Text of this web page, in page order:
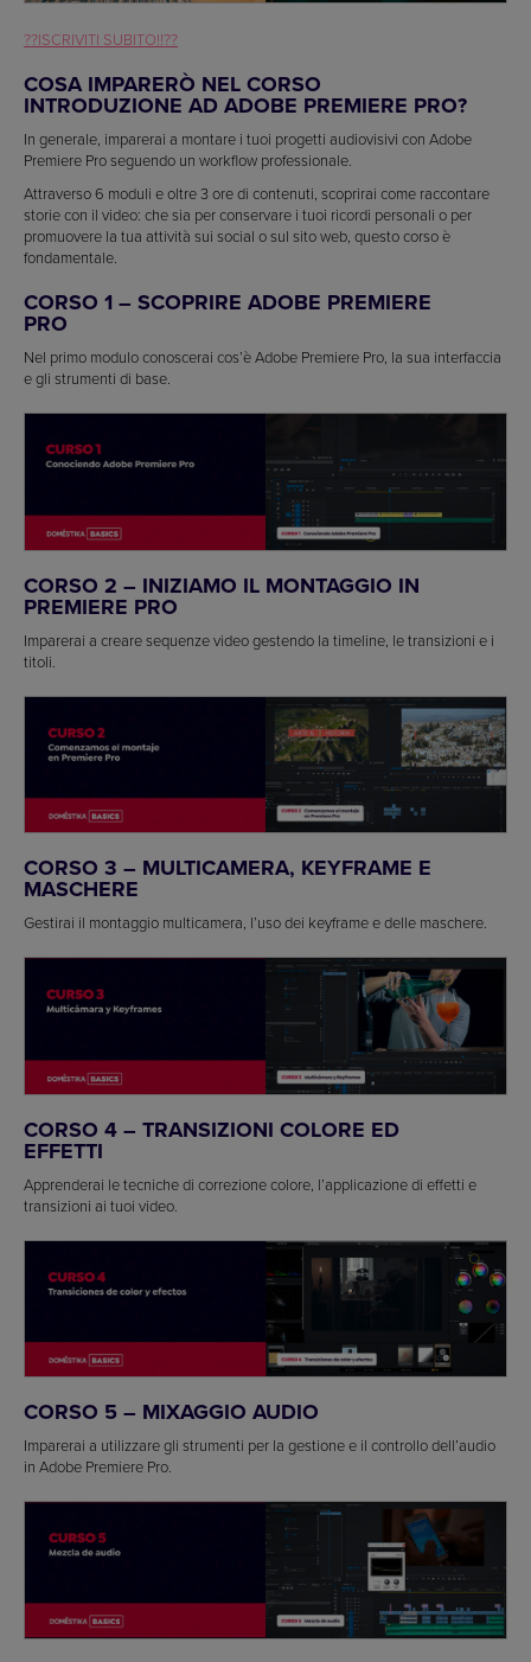
??ISCRIVITI SUBITO!!??
COSA IMPARERÒ NEL CORSO
INTRODUZIONE AD ADOBE PREMIERE PRO?
In generale, imparerai a montare i tuoi progetti audiovisivi con Adobe
Premiere Pro seguendo un workflow professionale.
Attraverso 6 moduli e oltre 3 ore di contenuti, scoprirai come raccontare
storie con il video: che sia per conservare i tuoi ricordi personali o per
promuovere la tua attività sui social o sul sito web, questo corso è
fondamentale.
CORSO 1 – SCOPRIRE ADOBE PREMIERE
PRO
Nel primo modulo conoscerai cos’è Adobe Premiere Pro, la sua interfaccia
e gli strumenti di base.
CORSO 2 – INIZIAMO IL MONTAGGIO IN
PREMIERE PRO
Imparerai a creare sequenze video gestendo la timeline, le transizioni e i
titoli.
CORSO 3 – MULTICAMERA, KEYFRAME E
MASCHERE
Gestirai il montaggio multicamera, l’uso dei keyframe e delle maschere.
CORSO 4 – TRANSIZIONI COLORE ED
EFFETTI
Apprenderai le tecniche di correzione colore, l’applicazione di effetti e
transizioni ai tuoi video.
CORSO 5 – MIXAGGIO AUDIO
Imparerai a utilizzare gli strumenti per la gestione e il controllo dell’audio
in Adobe Premiere Pro.